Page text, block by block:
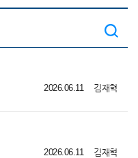
김재혁
2026.06.11
김재혁
2026.06.11